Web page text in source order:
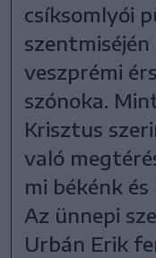
csíksomlyói
veszprémi
szónoka.
Krisztus
való
mi békénk
Az ünnepi
Urbán Erik